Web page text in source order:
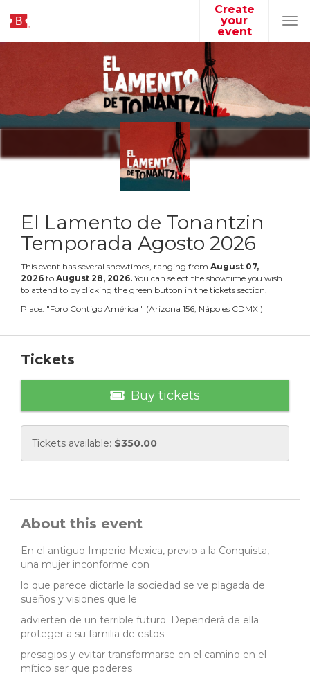
Create
your
event
El Lamento de Tonantzin
Temporada Agosto 2026
This event has several showtimes, ranging from August 07,
2026 to August 28, 2026. You can select the showtime you wish
to attend to by clicking the green button in the tickets section.
Place: "Foro Contigo América " (Arizona 156, Nápoles CDMX )
Tickets
Buy tickets
Tickets available: $350.00
About this event
En el antiguo Imperio Mexica, previo a la Conquista,
una mujer inconforme con
lo que parece dictarle la sociedad se ve plagada de
sueños y visiones que le
advierten de un terrible futuro. Dependerá de ella
proteger a su familia de estos
presagios y evitar transformarse en el camino en el
mítico ser que poderes